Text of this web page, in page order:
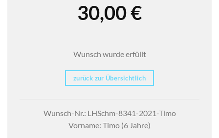
30,00€
Wunsch wurde erfüllt
zurück zur Übersichtlich
Wunsch-Nr.: LHSchm-8341-2021-Timo
Vorname: Timo (6 Jahre)